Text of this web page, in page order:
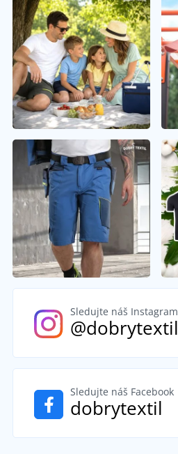
Sledujte náš Instagram
@dobrytextil
Sledujte náš Facebook
dobrytextil